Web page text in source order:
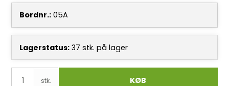
Bordnr.: 05A
Lagerstatus: 37 stk. på lager
stk. KØB